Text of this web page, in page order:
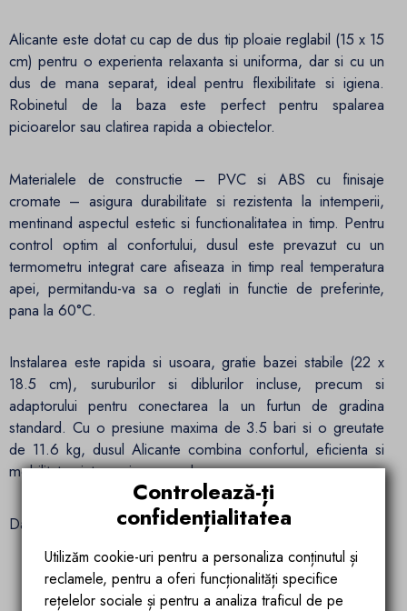
Alicante este dotat cu cap de dus tip ploaie reglabil (15 x 15
cm) pentru o experienta relaxanta si uniforma, dar si cu un
dus de mana separat, ideal pentru flexibilitate si igiena.
Robinetul de la baza este perfect pentru spalarea
picioarelor sau clatirea rapida a obiectelor.
Materialele de constructie – PVC si ABS cu finisaje
cromate – asigura durabilitate si rezistenta la intemperii,
mentinand aspectul estetic si functionalitatea in timp. Pentru
control optim al confortului, dusul este prevazut cu un
termometru integrat care afiseaza in timp real temperatura
apei, permitandu-va sa o reglati in functie de preferinte,
pana la 60°C.
Instalarea este rapida si usoara, gratie bazei stabile (22 x
18.5 cm), suruburilor si diblurilor incluse, precum si
adaptorului pentru conectarea la un furtun de gradina
standard. Cu o presiune maxima de 3.5 bari si o greutate
de 11.6 kg, dusul Alicante combina confortul, eficienta si
mobilitatea intr-un singur produs.
Date tehnice:
Material: PVC + ABS cu finisaje cromate
Controlează-ți
confidențialitatea
Utilizăm cookie-uri pentru a personaliza conținutul și
reclamele, pentru a oferi funcționalități specifice
rețelelor sociale și pentru a analiza traficul de pe